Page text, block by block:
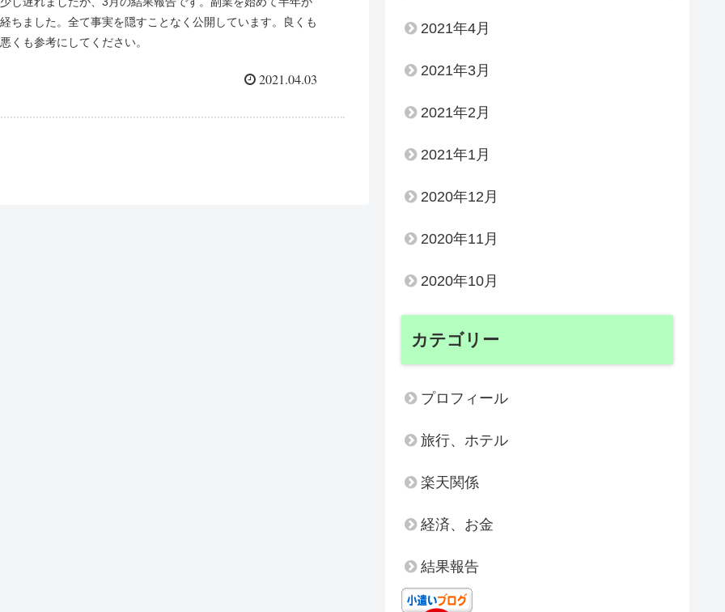
経ちました。全て事実を隠すことなく公開しています。良くも
悪くも参考にしてください。
2021.04.03
2021年4月
2021年3月
2021年2月
2021年1月
2020年12月
2020年11月
2020年10月
カテゴリー
プロフィール
旅行、ホテル
楽天関係
経済、お金
結果報告